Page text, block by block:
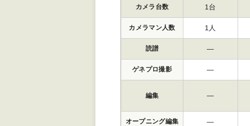
カメラ台数 1台
カメラマン人数 1人
読譜 ―
ゲネプロ撮影 ―
編集 ―
オープニング編集 ―